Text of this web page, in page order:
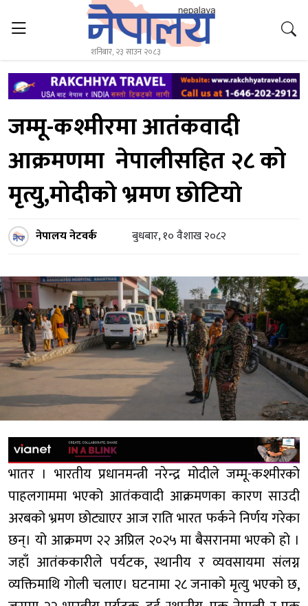
शनिबार, २३ साउन २०८३
जम्मू-कश्मीरमा आतंकवादी
आक्रमणमा नेपालीसहित २८ को
मृत्यु,मोदीको भ्रमण छाेटियाे
नेपालय नेटवर्क बुधबार, १० वैशाख २०८२
भातर । भारतीय प्रधानमन्त्री नरेन्द्र मोदीले जम्मू-कश्मीरको
पाहलगाममा भएको आतंकवादी आक्रमणका कारण साउदी
अरबको भ्रमण छोट्याएर आज राति भारत फर्कने निर्णय गरेका
छन्। यो आक्रमण २२ अप्रिल २०२५ मा बैसरानमा भएको हो ।
जहाँ आतंककारीले पर्यटक, स्थानीय र व्यवसायमा संलग्न
व्यक्तिमाथि गोली चलाए। घटनामा २८ जनाको मृत्यु भएको छ,